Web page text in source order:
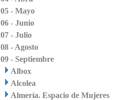
05 - Mayo
06 - Junio
07 - Julio
08 - Agosto
09 - Septiembre
Albox
Alcolea
Almería. Espacio de Mujeres